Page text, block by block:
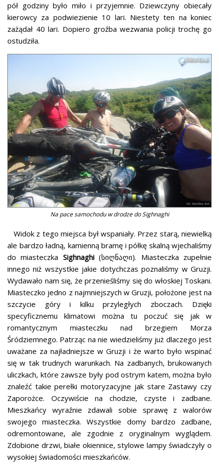
pół godziny było miło i przyjemnie. Dziewczyny obiecały
kierowcy za podwiezienie 10 lari. Niestety ten na koniec
zażądał 40 lari. Dopiero groźba wezwania policji trochę go
ostudziła.
Na pace samochodu w drodze do Sighnaghi
Widok z tego miejsca był wspaniały. Przez starą, niewielką
ale bardzo ładną, kamienną bramę i półkę skalną wjechaliśmy
do miasteczka Sighnaghi(სიღნაღი). Miasteczka zupełnie
innego niż wszystkie jakie dotychczas poznaliśmy w Gruzji.
Wydawało nam się, że przenieśliśmy się do włoskiej Toskani.
Miasteczko jedno z najmniejszych w Gruzji, położone jest na
szczycie góry i kilku przyległych zboczach. Dzięki
specyficznemu klimatowi można tu poczuć się jak w
romantycznym miasteczku nad brzegiem Morza
Śródziemnego. Patrząc na nie wiedzieliśmy już dlaczego jest
uważane za najładniejsze w Gruzji i że warto było wspinać
się w tak trudnych warunkach. Na zadbanych, brukowanych
uliczkach, które zawsze były pod ostrym katem, można było
znaleźć takie perełki motoryzacyjne jak stare Zastawy czy
Zaporożce. Oczywiście na chodzie, czyste i zadbane.
Mieszkańcy wyraźnie zdawali sobie sprawę z walorów
swojego miasteczka. Wszystkie domy bardzo zadbane,
odremontowane, ale zgodnie z oryginalnym wyglądem.
Zdobione drzwi, białe okiennice, stylowe lampy świadczyły o
wysokiej świadomości mieszkańców.